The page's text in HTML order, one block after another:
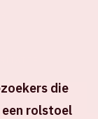
die
rolstoel